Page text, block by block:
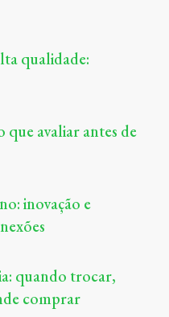
qualidade:
avaliar antes de
inovação e
quando trocar,
comprar